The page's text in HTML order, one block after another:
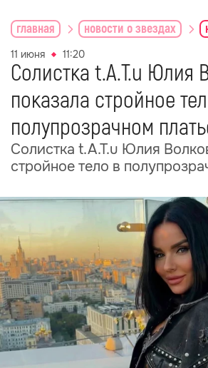
главная новости о звездах
11 июня 11:20
Солистка t.A.T.u Юлия
показала стройное
полупрозрачном
Солистка t.A.T.u Юлия
стройное тело в